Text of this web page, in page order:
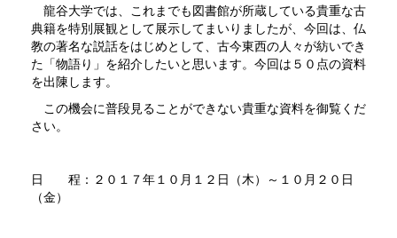
龍谷大学では、これまでも図書館が所蔵している貴重な古
典籍を特別展観として展示してまいりましたが、今回は、仏
教の著名な説話をはじめとして、古今東西の人々が紡いでき
た「物語り」を紹介したいと思います。今回は５０点の資料
を出陳します。
この機会に普段見ることができない貴重な資料を御覧くだ
さい。
日 程：２０１７年１０月１２日（木）～１０月２０日
（金）